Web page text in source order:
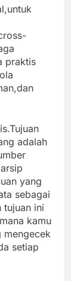
praktis
adalah
yang
sebagai
tujuan ini
kamu
mengecek
setiap